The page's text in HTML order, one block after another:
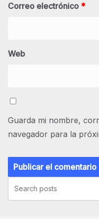
Correo electrónico *
Web
Guarda mi nombre,
navegador para la